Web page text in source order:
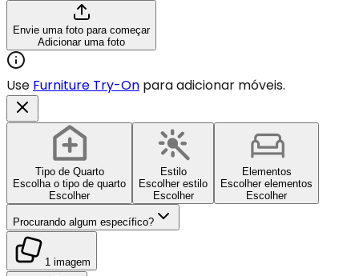
Envie uma foto para começar
Adicionar uma foto
Use Furniture Try-On para adicionar móveis.
Tipo de Quarto
Escolha o tipo de quarto
Escolher
Estilo
Escolher estilo
Escolher
Elementos
Escolher elementos
Escolher
Procurando algum específico?
1 imagem